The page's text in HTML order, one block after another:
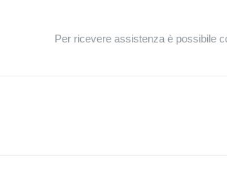
Per ricevere assistenza è possibile